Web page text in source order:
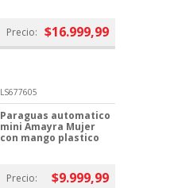
Precio: $16.999,99
LS677605
Paraguas automatico
mini Amayra Mujer
con mango plastico
Precio: $9.999,99